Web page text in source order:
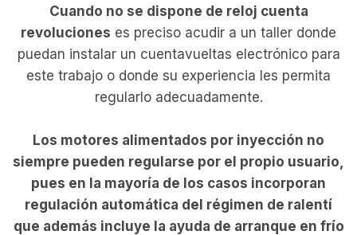
Cuando no se dispone de reloj cuenta
revoluciones es preciso acudir a un taller donde
puedan instalar un cuentavueltas electrónico para
este trabajo o donde su experiencia les permita
regularlo adecuadamente.
Los motores alimentados por inyección no
siempre pueden regularse por el propio usuario,
pues en la mayoría de los casos incorporan
regulación automática del régimen de ralentí
que además incluye la ayuda de arranque en frío